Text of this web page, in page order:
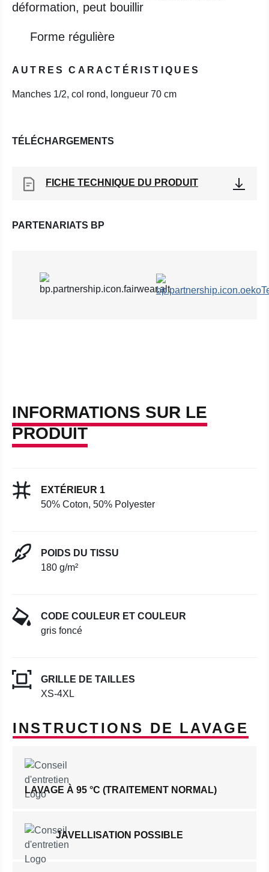
déformation, peut bouillir
Forme régulière
AUTRES CARACTÉRISTIQUES
Manches 1/2, col rond, longueur 70 cm
TÉLÉCHARGEMENTS
FICHE TECHNIQUE DU PRODUIT
PARTENARIATS BP
INFORMATIONS SUR LE
PRODUIT
EXTÉRIEUR 1
50% Coton, 50% Polyester
POIDS DU TISSU
180 g/m²
CODE COULEUR ET COULEUR
gris foncé
GRILLE DE TAILLES
XS-4XL
INSTRUCTIONS DE LAVAGE
LAVAGE À 95 °C (TRAITEMENT NORMAL)
JAVELLISATION POSSIBLE